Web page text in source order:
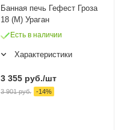
Банная печь Гефест Гроза
18 (М) Ураган
Есть в наличии
Характеристики
3 355 руб./шт
3 901руб. -14%